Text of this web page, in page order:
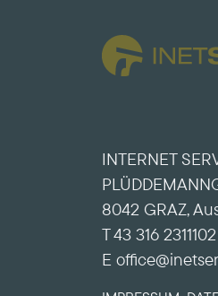
INTERNET
8042 GRAZ,
T 43 316 2311102
E